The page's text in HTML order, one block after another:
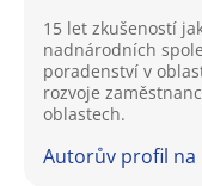
15 let zkušeností
nadnárodních
poradenství v
rozvoje
oblastech.
Autorův profil na